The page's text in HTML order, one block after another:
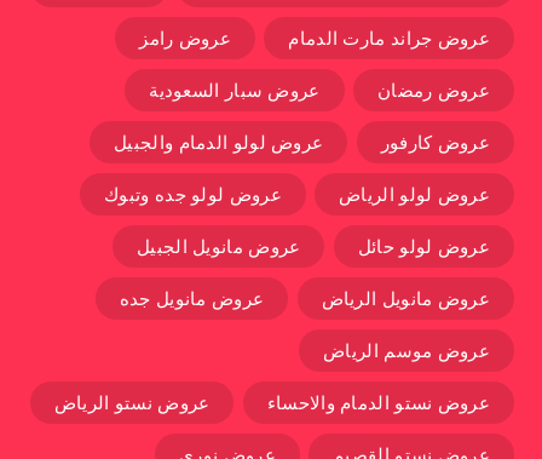
عروض جراند مارت الدمام عروض رامز
عروض رمضان عروض سبار السعودية
عروض كارفور عروض لولو الدمام والجبيل
عروض لولو الرياض عروض لولو جده وتبوك
عروض لولو حائل عروض مانويل الجبيل
عروض مانويل الرياض عروض مانويل جده
عروض موسم الرياض
عروض نستو الدمام والاحساء عروض نستو الرياض